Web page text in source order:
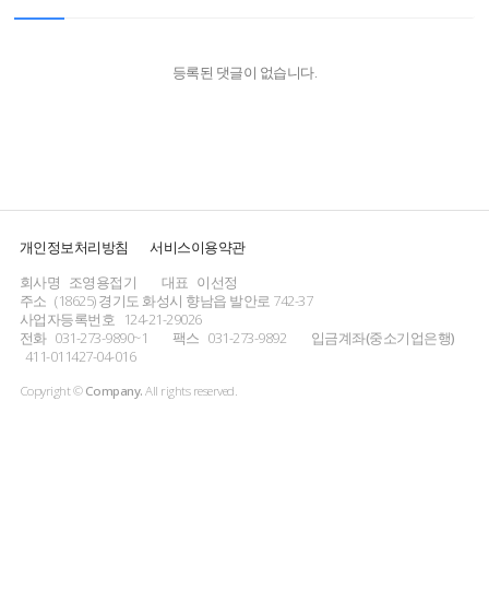
등록된 댓글이 없습니다.
개인정보처리방침
서비스이용약관
회사명 조영용접기 대표 이선정
주소 (18625) 경기도 화성시 향남읍 발안로 742-37
사업자등록번호 124-21-29026
전화 031-273-9890~1 팩스 031-273-9892
입금계좌(중소기업은행)
411-011427-04-016
Copyright © Company. All rights reserved.